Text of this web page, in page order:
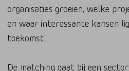
organisaties groeien, welke
en waar interessante kansen
toekomst.
De matching gaat bij een